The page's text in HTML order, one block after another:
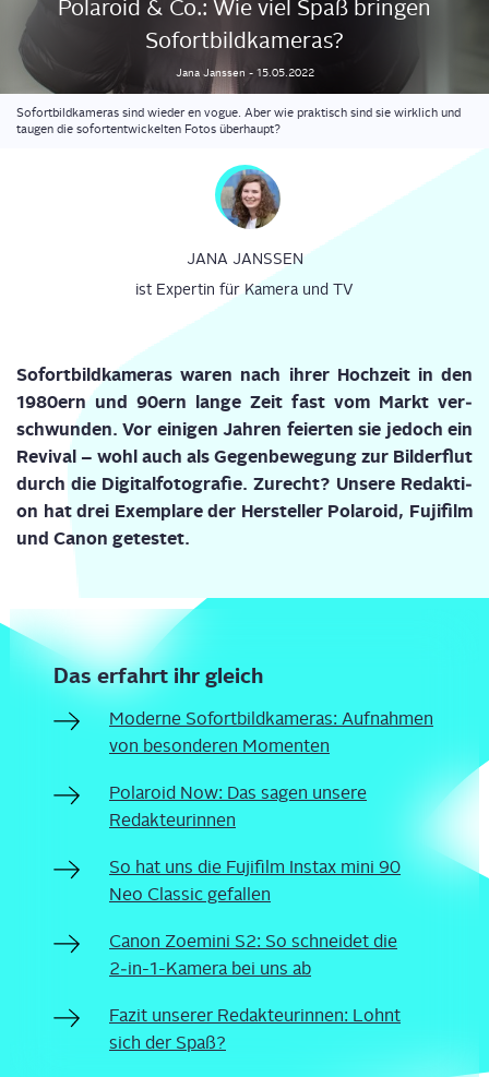
Pola­roid & Co.: Wie viel Spaß brin­gen
Sofortbildkameras?
Jana Janssen - 15.05.2022
Sofortbildkameras sind wieder en vogue. Aber wie praktisch sind sie wirklich und
taugen die sofortentwickelten Fotos überhaupt?
JANA JANSSEN
ist Expertin für Kamera und TV
Sofort­bild­ka­me­ras waren nach ihrer Hoch­zeit in den
1980ern und 90ern lan­ge Zeit fast vom Markt ver­
schwun­den. Vor eini­gen Jah­ren fei­er­ten sie jedoch ein
Revi­val – wohl auch als Gegen­be­we­gung zur Bil­der­flut
durch die Digi­tal­fo­to­gra­fie. Zurecht? Unse­re Redak­ti­
on hat drei Exem­pla­re der Her­stel­ler Pola­roid, Fuji­film
und Canon getes­tet.
Das erfahrt ihr gleich
Moder­ne Sofort­bild­ka­me­ras: Auf­nah­men
von beson­de­ren Momenten
Pola­roid Now: Das sagen unse­re
Redakteurinnen
So hat uns die Fuji­film Ins­tax mini 90
Neo Clas­sic gefallen
Canon Zoe­mi­ni S2: So schnei­det die
2‑in-1-Kame­ra bei uns ab
Fazit unse­rer Redak­teu­rin­nen: Lohnt
sich der Spaß?